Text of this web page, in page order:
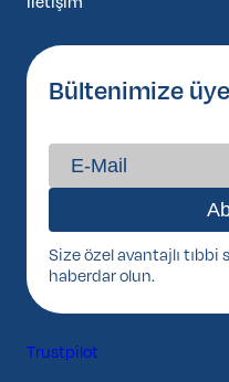
Bültenimize
Size özel avantajlı
haberdar olun.
Trustpilot